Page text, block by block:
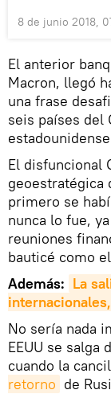
8 de junio 2018,
El anterior
Macron, llegó
una frase
seis países del
El disfuncional
geoestratégica
primero se
nunca lo fue,
reuniones
bauticé como el
Además: La
No sería nada
EEUU se salga
cuando la
retorno de